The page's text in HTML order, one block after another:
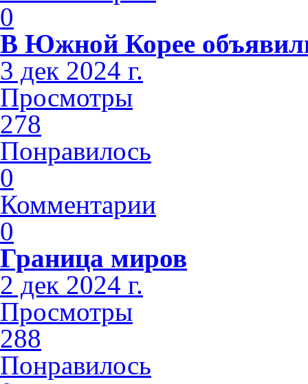
0
В Южной Корее
3 дек 2024 г.
Просмотры
278
Понравилось
0
Комментарии
0
Граница миров
2 дек 2024 г.
Просмотры
288
Понравилось